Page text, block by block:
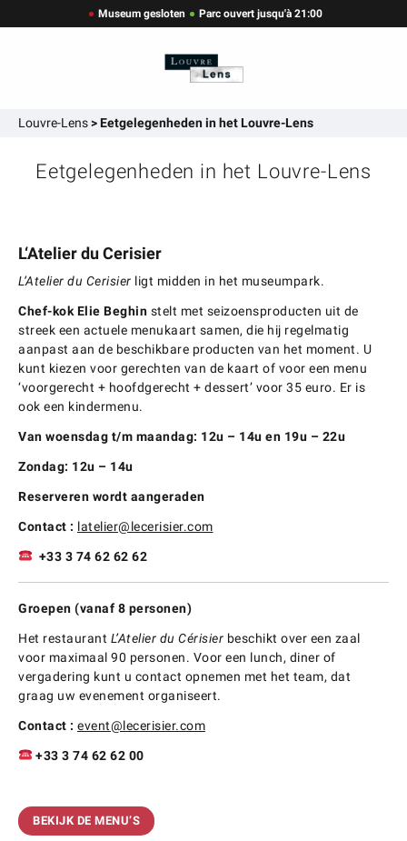
Museum gesloten Parc ouvert jusqu'à 21:00
Louvre-Lens>Eetgelegenheden in het Louvre-Lens
Eetgelegenheden in het Louvre-Lens
L‘Atelier du Cerisier
L’Atelier du Cerisier ligt midden in het museumpark.
Chef-kok Elie Beghin stelt met seizoensproducten uit de
streek een actuele menukaart samen, die hij regelmatig
aanpast aan de beschikbare producten van het moment. U
kunt kiezen voor gerechten van de kaart of voor een menu
‘voorgerecht + hoofdgerecht + dessert’ voor 35 euro. Er is
ook een kindermenu.
Van woensdag t/m maandag: 12u – 14u en 19u – 22u
Zondag: 12u – 14u
Reserveren wordt aangeraden
Contact : latelier@lecerisier.com
+33 3 74 62 62 62
Groepen (vanaf 8 personen)
Het restaurant L’Atelier du Cérisier beschikt over een zaal
voor maximaal 90 personen. Voor een lunch, diner of
vergadering kunt u contact opnemen met het team, dat
graag uw evenement organiseert.
Contact : event@lecerisier.com
+33 3 74 62 62 00
BEKIJK DE MENU’S